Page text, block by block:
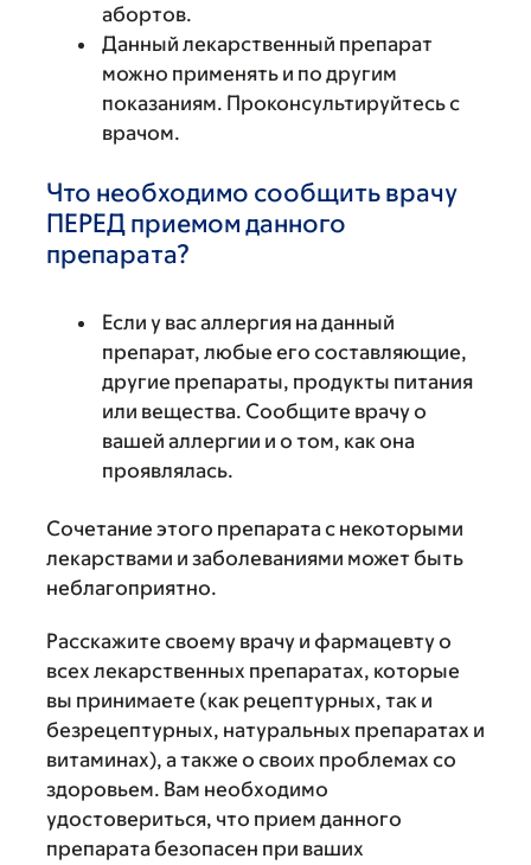
абортов.
Данный лекарственный препарат
можно применять и по другим
показаниям. Проконсультируйтесь с
врачом.
Что необходимо сообщить врачу
ПЕРЕД приемом данного
препарата?
Если у вас аллергия на данный
препарат, любые его составляющие,
другие препараты, продукты питания
или вещества. Сообщите врачу о
вашей аллергии и о том, как она
проявлялась.
Сочетание этого препарата с некоторыми
лекарствами и заболеваниями может быть
неблагоприятно.
Расскажите своему врачу и фармацевту о
всех лекарственных препаратах, которые
вы принимаете (как рецептурных, так и
безрецептурных, натуральных препаратах и
витаминах), а также о своих проблемах со
здоровьем. Вам необходимо
удостовериться, что прием данного
препарата безопасен при ваших